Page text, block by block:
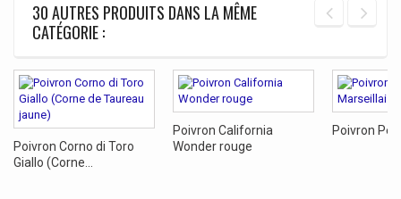
30 AUTRES PRODUITS DANS LA MÊME
CATÉGORIE :
Poivron Corno di Toro
Giallo (Corne...
Poivron California
Wonder rouge
Poivron